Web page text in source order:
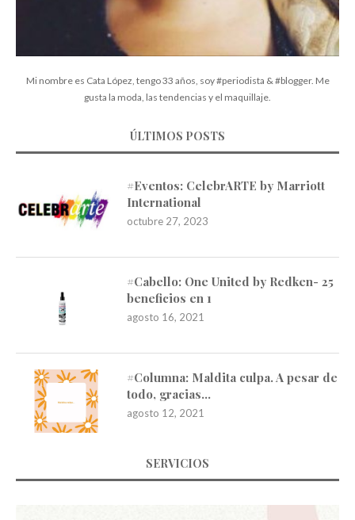
Mi nombre es Cata López, tengo 33 años, soy #periodista & #blogger. Me
gusta la moda, las tendencias y el maquillaje.
ÚLTIMOS POSTS
#Eventos: CelebrARTE by Marriott
International
octubre 27, 2023
#Cabello: One United by Redken- 25
beneficios en 1
agosto 16, 2021
#Columna: Maldita culpa. A pesar de
todo, gracias…
agosto 12, 2021
SERVICIOS